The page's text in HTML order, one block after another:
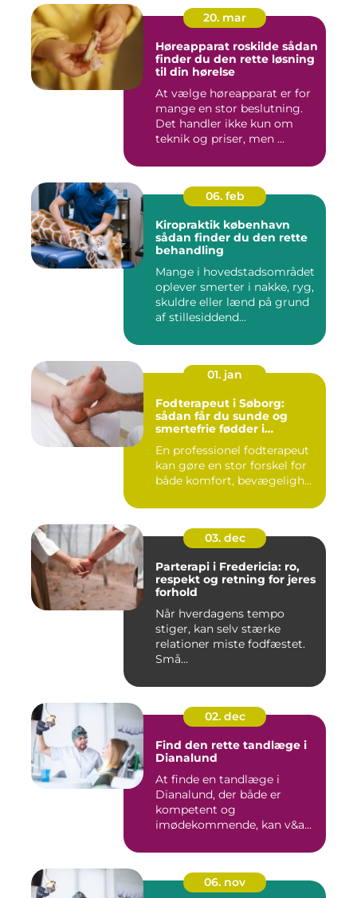
20. mar
Høreapparat roskilde sådan
finder du den rette løsning
til din hørelse
At vælge høreapparat er for
mange en stor beslutning.
Det handler ikke kun om
teknik og priser, men ...
06. feb
Kiropraktik københavn
sådan finder du den rette
behandling
Mange i hovedstadsområdet
oplever smerter i nakke, ryg,
skuldre eller lænd på grund
af stillesiddend...
01. jan
Fodterapeut i Søborg:
sådan får du sunde og
smertefrie fødder i
En professionel fodterapeut
kan gøre en stor forskel for
både komfort, bevægeligh...
03. dec
Parterapi i Fredericia: ro,
respekt og retning for jeres
forhold
Når hverdagens tempo
stiger, kan selv stærke
relationer miste fodfæstet.
Små...
02. dec
Find den rette tandlæge i
Dianalund
At finde en tandlæge i
Dianalund, der både er
kompetent og
imødekommende, kan v&a...
06. nov